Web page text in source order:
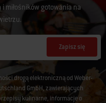
miłośników gotowania na
Zapisz się
drogą elektroniczną od Weber-
GmbH, zawierających
kulinarne, informacje o